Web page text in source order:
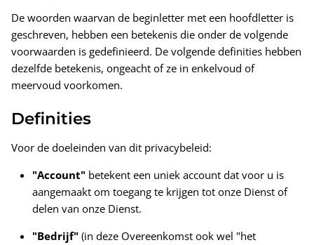
Zilveren Oorbellen "Krans"
€90,00
Zilveren
€58,00
De woorden waarvan de beginletter met een hoofdletter is
geschreven, hebben een betekenis die onder de volgende
voorwaarden is gedefinieerd. De volgende definities hebben
dezelfde betekenis, ongeacht of ze in enkelvoud of
meervoud voorkomen.
Definities
Voor de doeleinden van dit privacybeleid:
"Account" betekent een uniek account dat voor u is
aangemaakt om toegang te krijgen tot onze Dienst of
delen van onze Dienst.
"Bedrijf" (in deze Overeenkomst ook wel "het